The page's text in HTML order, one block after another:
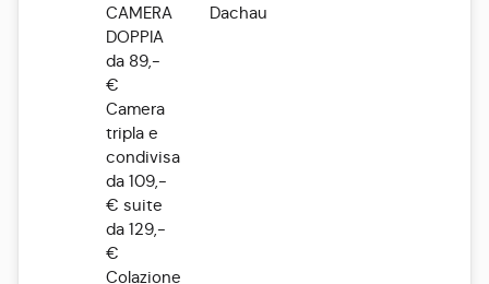
CAMERA
DOPPIA
da 89,-
€
Camera
tripla e
condivisa
da 109,-
€ suite
da 129,-
€
Colazione
Dachau